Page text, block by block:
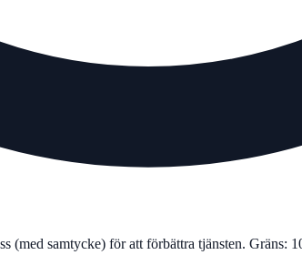
(med samtycke) för att förbättra tjänsten. Gräns: